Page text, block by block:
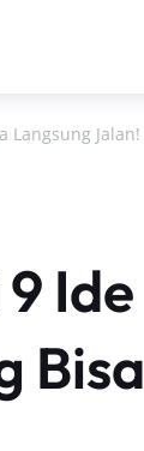
Langsung Jalan!
Ide
Bisa